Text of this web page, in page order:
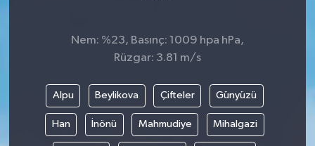
Nem: %23, Basınç: 1009 hpa hPa,
Rüzgar: 3.81 m/s
Alpu Beylikova Çifteler Günyüzü
Han İnönü Mahmudiye Mihalgazi